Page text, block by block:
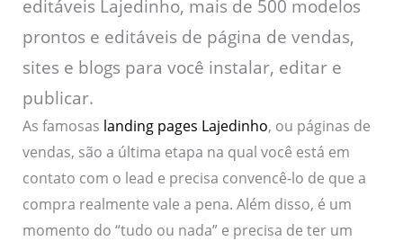
editáveis Lajedinho, mais de 500 modelos
prontos e editáveis de página de vendas,
sites e blogs para você instalar, editar e
publicar.
As famosas landing pages Lajedinho, ou páginas de
vendas, são a última etapa na qual você está em
contato com o lead e precisa convencê-lo de que a
compra realmente vale a pena. Além disso, é um
momento do “tudo ou nada” e precisa de ter um